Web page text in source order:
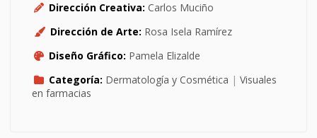
Dirección Creativa: Carlos Muciño
Dirección de Arte: Rosa Isela Ramírez
Diseño Gráfico: Pamela Elizalde
Categoría: Dermatología y Cosmética | Visuales
en farmacias